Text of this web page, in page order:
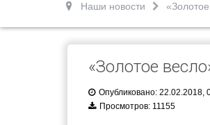
Наши новости
«Золотое
Опубликовано: 22.02.2018,
Просмотров: 11155